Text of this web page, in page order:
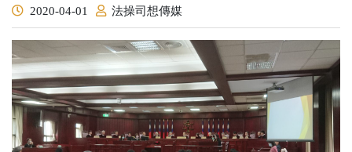
2020-04-01 法操司想傳媒